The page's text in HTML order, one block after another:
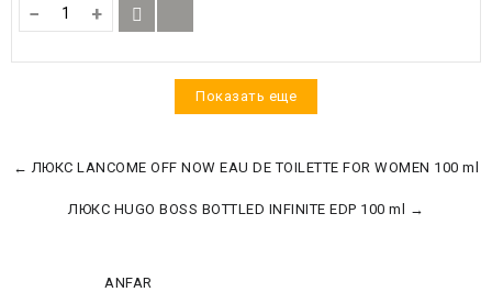
− +
Показать еще
← ЛЮКС LANCOME OFF NOW EAU DE TOILETTE FOR WOMEN 100 ml
ЛЮКС HUGO BOSS BOTTLED INFINITE EDP 100 ml →
ANFAR